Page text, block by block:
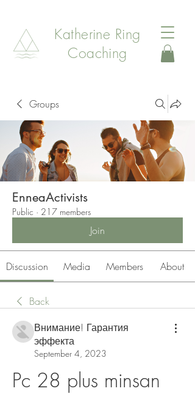
Katherine Ring
Coaching
Groups
EnneaActivists
Public · 217 members
Join
Discussion Media Members About
Back
Внимание! Гарантия
эффекта
September 4, 2023
Pc 28 plus minsan